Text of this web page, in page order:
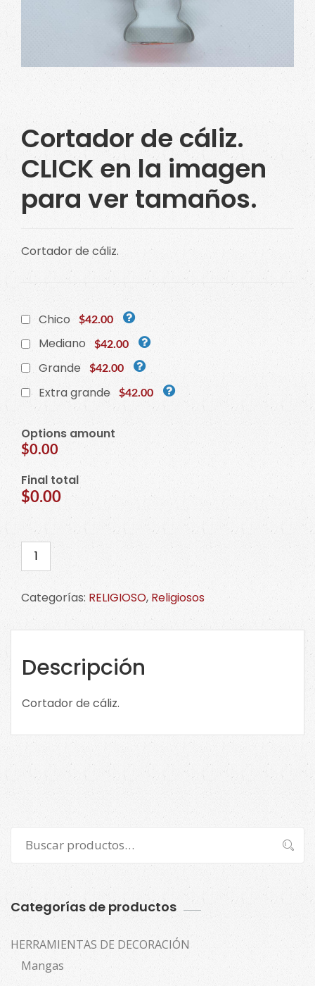
Cortador de cáliz.
CLICK en la imagen
para ver tamaños.
Cortador de cáliz.
Chico $42.00
Mediano $42.00
Grande $42.00
Extra grande $42.00
Options amount
$0.00
Final total
$0.00
Cortador
de
CLICK
en
imagen
para
ver
cantidad
Categorías: RELIGIOSO, Religiosos
Descripción
Cortador de cáliz.
por:
Buscar
Categorías de productos
HERRAMIENTAS DE DECORACIÓN
Mangas